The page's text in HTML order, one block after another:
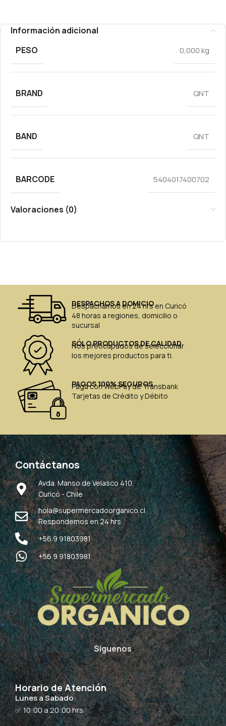
Información adicional
PESO
0,000 kg
BRAND QNT
BAND QNT
BARCODE 5404017400702
Valoraciones (0)
DESPACHOS A DOMICIO
Despachamos en 24 hrs en Curicó
48 horas a regiones, domicilio o
sucursal
SÓLO PRODUCTOS DE CALIDAD
Nos preocupados de seleccionar
los mejores productos para ti.
PAGOS 100% SEGUROS
Paga con WebPay de Transbank
Tarjetas de Crédito y Débito
Contáctanos
Avda. Manso de Velasco 410,
Curicó - Chile
hola@supermercadoorganico.cl
Respondemos en 24 hrs
+56 9 91803981
+56 9 91803981
Síguenos
Horario de Atención
Lunes a Sabado:
✅ 10:00 a 20:00 hrs.